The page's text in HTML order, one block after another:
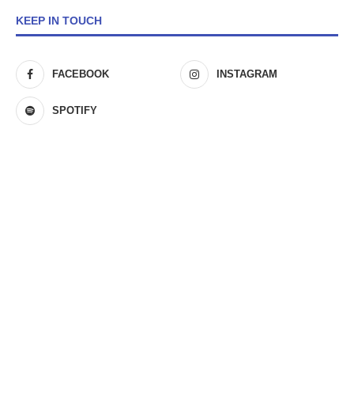
KEEP IN TOUCH
FACEBOOK INSTAGRAM
SPOTIFY